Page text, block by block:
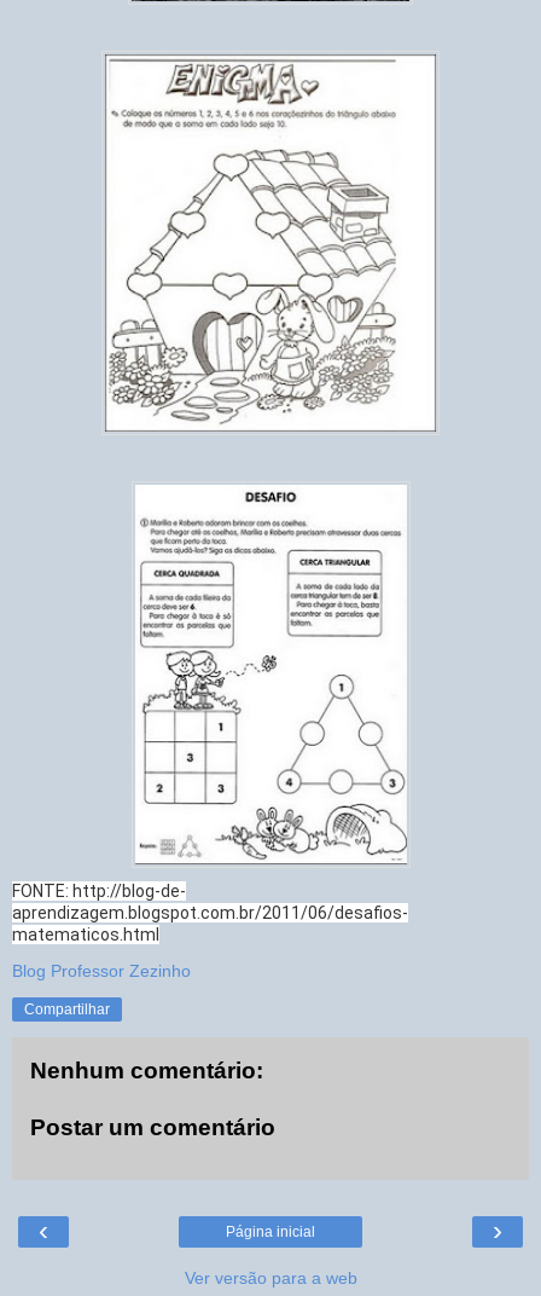
FONTE: http://blog-de-
aprendizagem.blogspot.com.br/2011/06/desafios-
matematicos.html
Blog Professor Zezinho
Compartilhar
Nenhum comentário:
Postar um comentário
‹ ›
Página inicial
Ver versão para a web